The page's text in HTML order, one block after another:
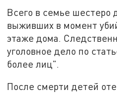
Всего в семье шестеро
выживших в момент
этаже дома.
уголовное дело по
более лиц".
После смерти детей